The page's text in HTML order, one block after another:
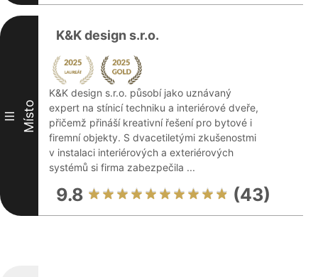
III Místo
K&K design s.r.o.
K&K design s.r.o. působí jako uznávaný
expert na stínicí techniku a interiérové dveře,
přičemž přináší kreativní řešení pro bytové i
firemní objekty. S dvacetiletými zkušenostmi
v instalaci interiérových a exteriérových
systémů si firma zabezpečila ...
9.8 (43)